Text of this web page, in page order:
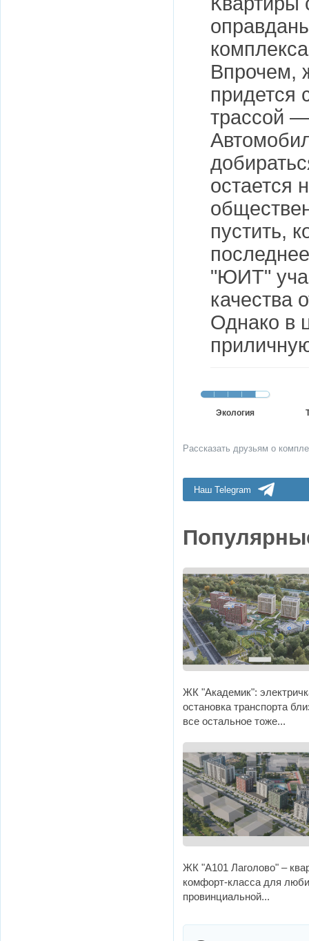
Впрочем,
придется
трассой
остается
пустить,
"ЮИТ"
качества
Однако в
Экология
Рассказать друзьям о
Наш Telegram
​ЖК "Академик":
остановка транспорта
все остальное тоже...
​ЖК "А101 Лаголово" –
комфорт-класса для
провинциальной...